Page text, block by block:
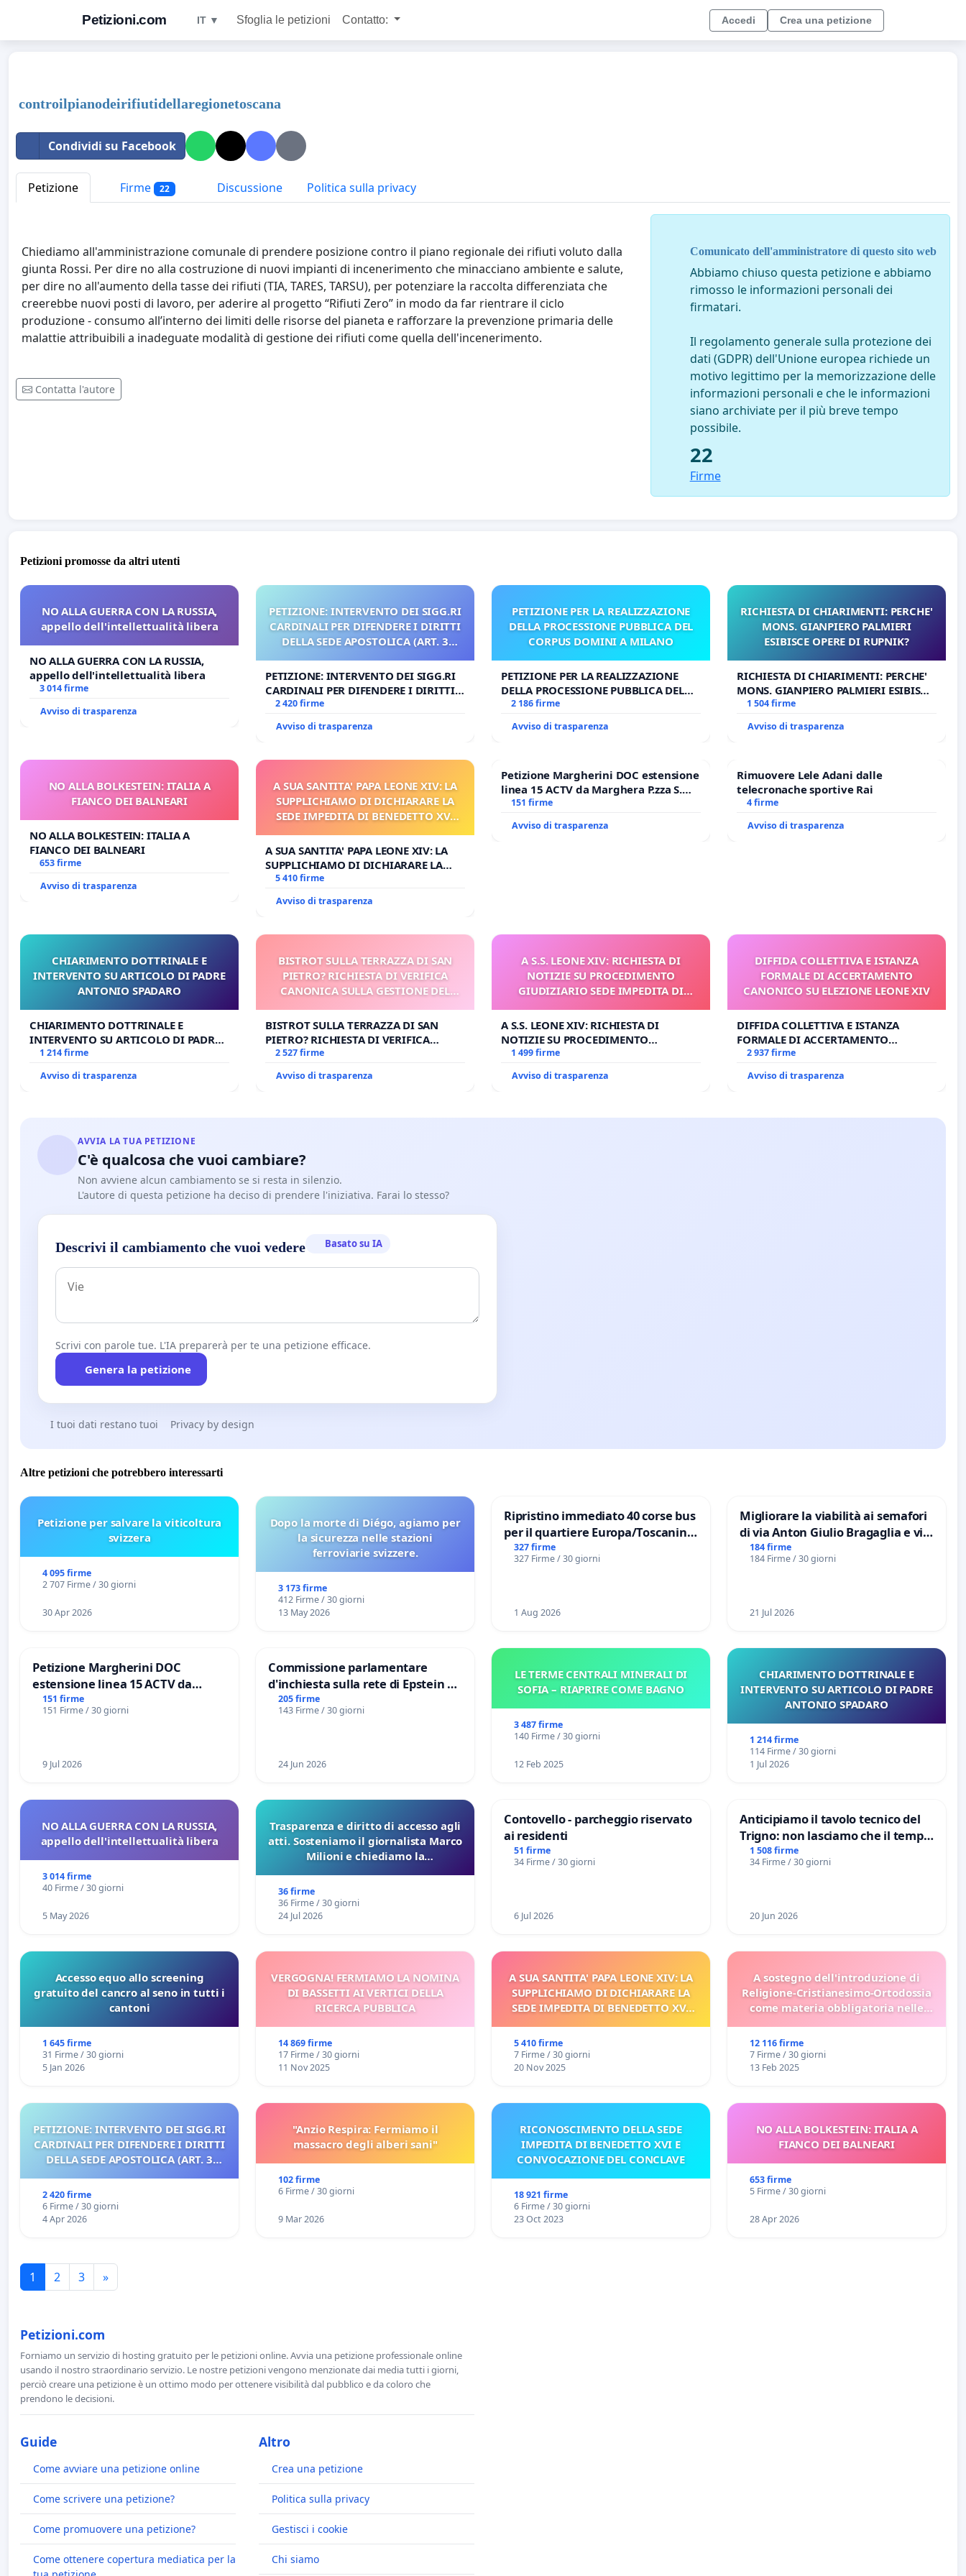
Petizioni.com IT ▼ Sfoglia le petizioni Contatto: Accedi Crea una petizione
controilpianodeirifiutidellaregionetoscana
Condividi su Facebook
Petizione Firme 22 Discussione Politica sulla privacy
Chiediamo all'amministrazione comunale di prendere posizione contro il piano regionale dei rifiuti voluto dalla
giunta Rossi. Per dire no alla costruzione di nuovi impianti di incenerimento che minacciano ambiente e salute,
per dire no all'aumento della tasse dei rifiuti (TIA, TARES, TARSU), per potenziare la raccolta differenziata che
creerebbe nuovi posti di lavoro, per aderire al progetto “Rifiuti Zero” in modo da far rientrare il ciclo
produzione - consumo all’interno dei limiti delle risorse del pianeta e rafforzare la prevenzione primaria delle
malattie attribuibili a inadeguate modalità di gestione dei rifiuti come quella dell'incenerimento.
Contatta l'autore
Comunicato dell'amministratore di questo sito web
Abbiamo chiuso questa petizione e abbiamo
rimosso le informazioni personali dei
firmatari.
Il regolamento generale sulla protezione dei
dati (GDPR) dell'Unione europea richiede un
motivo legittimo per la memorizzazione delle
informazioni personali e che le informazioni
siano archiviate per il più breve tempo
possibile.
22
Firme
Petizioni promosse da altri utenti
NO ALLA GUERRA CON LA RUSSIA,
appello dell'intellettualità libera
NO ALLA GUERRA CON LA RUSSIA,
appello dell'intellettualità libera
3 014 firme
Avviso di trasparenza
PETIZIONE: INTERVENTO DEI SIGG.RI
CARDINALI PER DIFENDERE I DIRITTI
DELLA SEDE APOSTOLICA (ART. 3
PETIZIONE: INTERVENTO DEI SIGG.RI
CARDINALI PER DIFENDERE I DIRITTI
DELLA SEDE APOSTOLICA (ART. 3 UDG)
2 420 firme
Avviso di trasparenza
PETIZIONE PER LA REALIZZAZIONE
DELLA PROCESSIONE PUBBLICA DEL
CORPUS DOMINI A MILANO
PETIZIONE PER LA REALIZZAZIONE
DELLA PROCESSIONE PUBBLICA DEL
CORPUS DOMINI A MILANO
2 186 firme
Avviso di trasparenza
RICHIESTA DI CHIARIMENTI: PERCHE'
MONS. GIANPIERO PALMIERI
ESIBISCE OPERE DI RUPNIK?
RICHIESTA DI CHIARIMENTI: PERCHE'
MONS. GIANPIERO PALMIERI ESIBISCE
OPERE DI RUPNIK?
1 504 firme
Avviso di trasparenza
NO ALLA BOLKESTEIN: ITALIA A
FIANCO DEI BALNEARI
NO ALLA BOLKESTEIN: ITALIA A
FIANCO DEI BALNEARI
653 firme
Avviso di trasparenza
A SUA SANTITA' PAPA LEONE XIV: LA
SUPPLICHIAMO DI DICHIARARE LA
SEDE IMPEDITA DI BENEDETTO XVI
PROCESSO
A SUA SANTITA' PAPA LEONE XIV: LA
SUPPLICHIAMO DI DICHIARARE LA
SEDE IMPEDITA DI BENEDETTO XVI E/O
5 410 firme
Avviso di trasparenza
Petizione Margherini DOC estensione
linea 15 ACTV da Marghera P.zza S.
Antonio all'aeroporto Marco Polo
151 firme
Avviso di trasparenza
Rimuovere Lele Adani dalle
telecronache sportive Rai
4 firme
Avviso di trasparenza
CHIARIMENTO DOTTRINALE E
INTERVENTO SU ARTICOLO DI PADRE
ANTONIO SPADARO
CHIARIMENTO DOTTRINALE E
INTERVENTO SU ARTICOLO DI PADRE
ANTONIO SPADARO
1 214 firme
Avviso di trasparenza
BISTROT SULLA TERRAZZA DI SAN
PIETRO? RICHIESTA DI VERIFICA
CANONICA SULLA GESTIONE DEL
BISTROT SULLA TERRAZZA DI SAN
PIETRO? RICHIESTA DI VERIFICA
CANONICA SULLA GESTIONE DEL
2 527 firme
Avviso di trasparenza
A S.S. LEONE XIV: RICHIESTA DI
NOTIZIE SU PROCEDIMENTO
GIUDIZIARIO SEDE IMPEDITA DI
A S.S. LEONE XIV: RICHIESTA DI
NOTIZIE SU PROCEDIMENTO
GIUDIZIARIO SEDE IMPEDITA DI
1 499 firme
Avviso di trasparenza
DIFFIDA COLLETTIVA E ISTANZA
FORMALE DI ACCERTAMENTO
CANONICO SU ELEZIONE LEONE XIV
DIFFIDA COLLETTIVA E ISTANZA
FORMALE DI ACCERTAMENTO
CANONICO SU ELEZIONE LEONE XIV
2 937 firme
Avviso di trasparenza
AVVIA LA TUA PETIZIONE
C'è qualcosa che vuoi cambiare?
Non avviene alcun cambiamento se si resta in silenzio.
L'autore di questa petizione ha deciso di prendere l'iniziativa. Farai lo stesso?
Descrivi il cambiamento che vuoi vedere Basato su IA
Scrivi con parole tue. L'IA preparerà per te una petizione efficace.
Genera la petizione
I tuoi dati restano tuoi Privacy by design
Altre petizioni che potrebbero interessarti
Petizione per salvare la viticoltura
svizzera
4 095 firme
2 707 Firme / 30 giorni
30 Apr 2026
Dopo la morte di Diégo, agiamo per
la sicurezza nelle stazioni
ferroviarie svizzere.
3 173 firme
412 Firme / 30 giorni
13 May 2026
Ripristino immediato 40 corse bus
per il quartiere Europa/Toscanini
di Aprilia
327 firme
327 Firme / 30 giorni
1 Aug 2026
Migliorare la viabilità ai semafori
di via Anton Giulio Bragaglia e via
Tieri XV MUNICIPIO DI ROMA
184 firme
184 Firme / 30 giorni
21 Jul 2026
Petizione Margherini DOC
estensione linea 15 ACTV da
Marghera P.zza S. Antonio
all'aeroporto Marco Polo tariffa a
151 firme
151 Firme / 30 giorni
9 Jul 2026
Commissione parlamentare
d'inchiesta sulla rete di Epstein e
del Mossad: verità sugli Epstein
Files
205 firme
143 Firme / 30 giorni
24 Jun 2026
LE TERME CENTRALI MINERALI DI
SOFIA – RIAPRIRE COME BAGNO
3 487 firme
140 Firme / 30 giorni
12 Feb 2025
CHIARIMENTO DOTTRINALE E
INTERVENTO SU ARTICOLO DI PADRE
ANTONIO SPADARO
1 214 firme
114 Firme / 30 giorni
1 Jul 2026
NO ALLA GUERRA CON LA RUSSIA,
appello dell'intellettualità libera
3 014 firme
40 Firme / 30 giorni
5 May 2026
Trasparenza e diritto di accesso agli
atti. Sosteniamo il giornalista Marco
Milioni e chiediamo la
sulla Pedemontana Veneta
36 firme
36 Firme / 30 giorni
24 Jul 2026
Contovello - parcheggio riservato
ai residenti
51 firme
34 Firme / 30 giorni
6 Jul 2026
Anticipiamo il tavolo tecnico del
Trigno: non lasciamo che il tempo
rallenti le ricerche di Domenico
Racanati
1 508 firme
34 Firme / 30 giorni
20 Jun 2026
Accesso equo allo screening
gratuito del cancro al seno in tutti i
cantoni
1 645 firme
31 Firme / 30 giorni
5 Jan 2026
VERGOGNA! FERMIAMO LA NOMINA
DI BASSETTI AI VERTICI DELLA
RICERCA PUBBLICA
14 869 firme
17 Firme / 30 giorni
11 Nov 2025
A SUA SANTITA' PAPA LEONE XIV: LA
SUPPLICHIAMO DI DICHIARARE LA
SEDE IMPEDITA DI BENEDETTO XVI
5 410 firme
7 Firme / 30 giorni
20 Nov 2025
A sostegno dell'introduzione di
Religione-Cristianesimo-Ortodossia
come materia obbligatoria nelle
12 116 firme
7 Firme / 30 giorni
13 Feb 2025
PETIZIONE: INTERVENTO DEI SIGG.RI
CARDINALI PER DIFENDERE I DIRITTI
DELLA SEDE APOSTOLICA (ART. 3
2 420 firme
6 Firme / 30 giorni
4 Apr 2026
"Anzio Respira: Fermiamo il
massacro degli alberi sani"
102 firme
6 Firme / 30 giorni
9 Mar 2026
RICONOSCIMENTO DELLA SEDE
IMPEDITA DI BENEDETTO XVI E
CONVOCAZIONE DEL CONCLAVE
18 921 firme
6 Firme / 30 giorni
23 Oct 2023
NO ALLA BOLKESTEIN: ITALIA A
FIANCO DEI BALNEARI
653 firme
5 Firme / 30 giorni
28 Apr 2026
1 2 3 »
Petizioni.com
Forniamo un servizio di hosting gratuito per le petizioni online. Avvia una petizione professionale online
usando il nostro straordinario servizio. Le nostre petizioni vengono menzionate dai media tutti i giorni,
perciò creare una petizione è un ottimo modo per ottenere visibilità dal pubblico e da coloro che
prendono le decisioni.
Guide
Come avviare una petizione online
Come scrivere una petizione?
Come promuovere una petizione?
Come ottenere copertura mediatica per la
Altro
Crea una petizione
Politica sulla privacy
Gestisci i cookie
Chi siamo